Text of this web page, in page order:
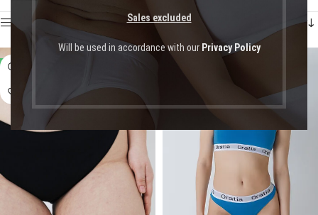
Sales excluded
Will be used in accordance with our Privacy Policy
Show sidebar
-11% -44%